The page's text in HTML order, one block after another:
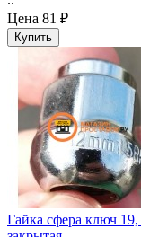
Цена 81 ₽
Гайка сфера ключ